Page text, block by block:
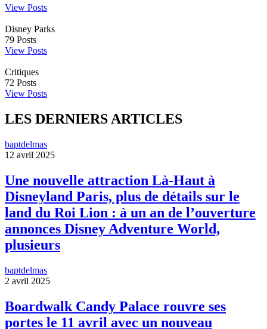
View Posts
Disney Parks
79 Posts
View Posts
Critiques
72 Posts
View Posts
LES DERNIERS ARTICLES
baptdelmas
12 avril 2025
Une nouvelle attraction Là-Haut à
Disneyland Paris, plus de détails sur le
land du Roi Lion : à un an de l’ouverture
annonces Disney Adventure World,
plusieurs
baptdelmas
2 avril 2025
Boardwalk Candy Palace rouvre ses
portes le 11 avril avec un nouveau